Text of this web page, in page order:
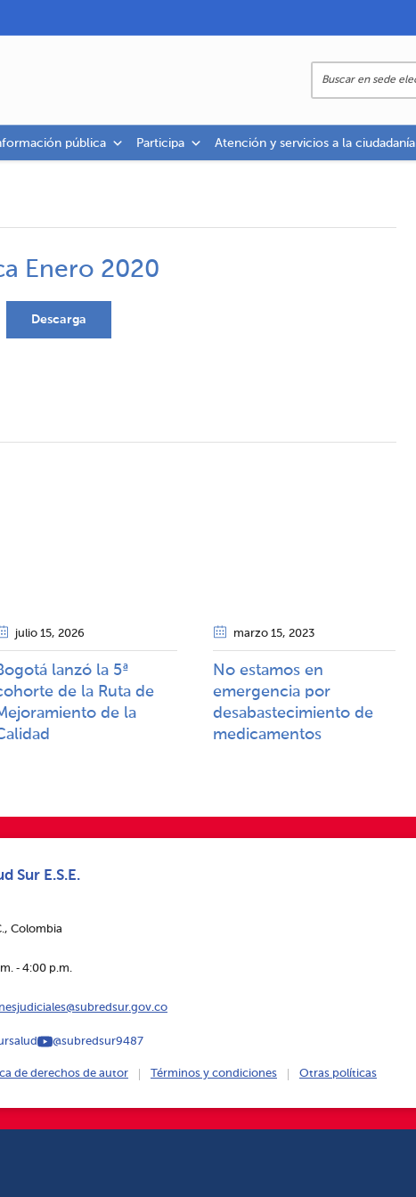
pública Participa Atención y servicios a la ciudadanía
Enero 2020
Descarga
julio 15, 2026
lanzó la 5ª
de la Ruta de
de la
marzo 15, 2023
No estamos en
emergencia por
desabastecimiento de
medicamentos
Sur E.S.E.
Colombia
‑ 4:00 p.m.
@subredsur9487
de derechos de autor Términos y condiciones Otras políticas